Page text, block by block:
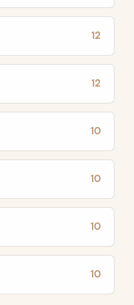
12
12
10
10
10
10